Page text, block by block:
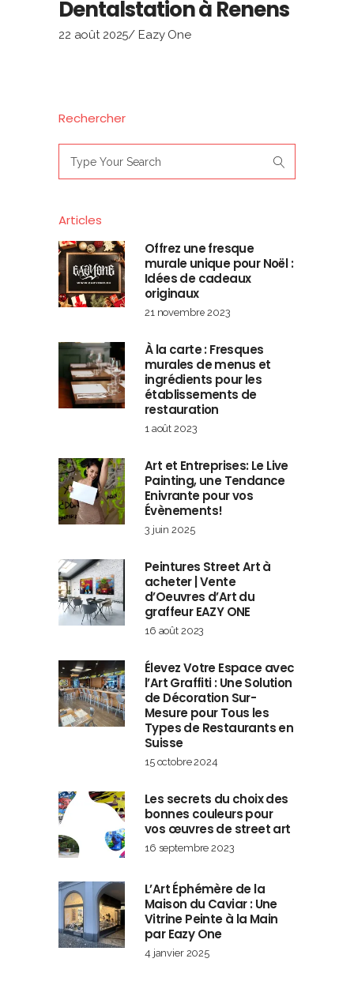
Dentalstation à Renens
22 août 2025 Eazy One
Rechercher
for:
Articles
Offrez une fresque
murale unique pour Noël :
Idées de cadeaux
originaux
21 novembre 2023
À la carte : Fresques
murales de menus et
ingrédients pour les
établissements de
restauration
1 août 2023
Art et Entreprises: Le Live
Painting, une Tendance
Enivrante pour vos
Évènements!
3 juin 2025
Peintures Street Art à
acheter | Vente
d’Oeuvres d’Art du
graffeur EAZY ONE
16 août 2023
Élevez Votre Espace avec
l’Art Graffiti : Une Solution
de Décoration Sur-
Mesure pour Tous les
Types de Restaurants en
Suisse
15 octobre 2024
Les secrets du choix des
bonnes couleurs pour
vos œuvres de street art
16 septembre 2023
L’Art Éphémère de la
Maison du Caviar : Une
Vitrine Peinte à la Main
par Eazy One
4 janvier 2025